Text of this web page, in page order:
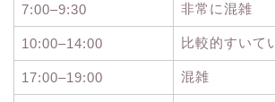
7:00–9:30 非常に混雑
10:00–14:00 比較的すいて
17:00–19:00 混雑